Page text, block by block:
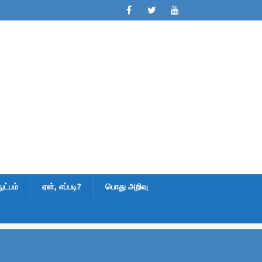
ஏன், எப்படி? பொது அறிவு